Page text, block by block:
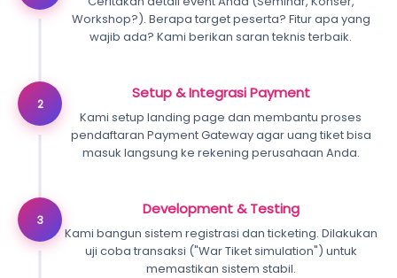
Workshop?). Berapa target peserta? Fitur apa yang
wajib ada? Kami berikan saran teknis terbaik.
2
Setup & Integrasi Payment
Kami setup landing page dan membantu proses
pendaftaran Payment Gateway agar uang tiket bisa
masuk langsung ke rekening perusahaan Anda.
3
Development & Testing
Kami bangun sistem registrasi dan ticketing. Dilakukan
uji coba transaksi ("War Tiket simulation") untuk
memastikan sistem stabil.